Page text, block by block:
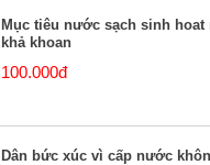
Mục tiêu nước sạch sinh
khả khoan
100.000đ
Dân bức xúc vì cấp nước